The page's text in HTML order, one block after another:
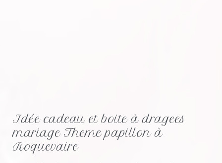
Idée cadeau et boite à dragees
mariage Theme papillon à
Roquevaire